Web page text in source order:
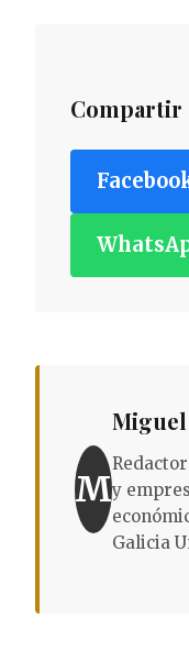
Compartir
M
Miguel
y
Galicia